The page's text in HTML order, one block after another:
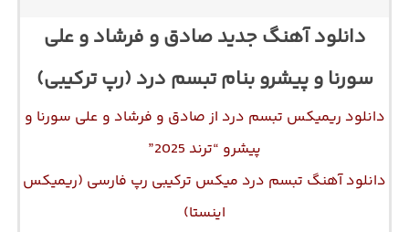
دانلود آهنگ جدید صادق و فرشاد و علی
سورنا و پیشرو بنام تبسم درد (رپ ترکیبی)
دانلود ریمیکس تبسم درد از صادق و فرشاد و علی سورنا و
پیشرو “ترند 2025”
دانلود آهنگ تبسم درد میکس ترکیبی رپ فارسی (ریمیکس
اینستا)